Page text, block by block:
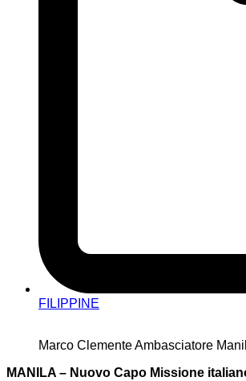
FILIPPINE
Marco Clemente Ambasciatore
MANILA – Nuovo Capo Missione